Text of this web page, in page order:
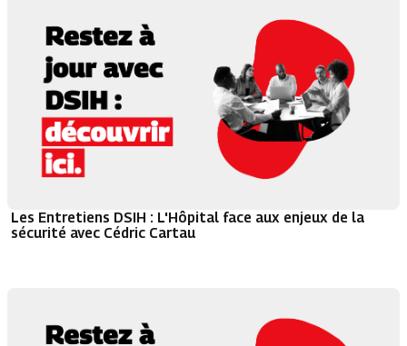
Les Entretiens DSIH : L'Hôpital face aux enjeux de la
sécurité avec Cédric Cartau